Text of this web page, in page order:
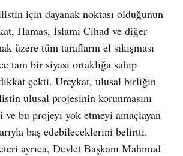
için dayanak noktası olduğunun
Hamas, İslami Cihad ve diğer
üzere tüm tarafların el sıkışması
tam bir siyasi ortaklığa sahip
çekti. Ureykat, ulusal birliğin
ulusal projesinin korunmasını
ve bu projeyi yok etmeyi amaçlayan
baş edebileceklerini belirtti.
ayrıca, Devlet Başkanı Mahmud